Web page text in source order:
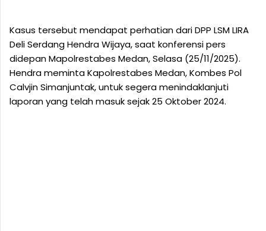
Kasus tersebut mendapat perhatian dari DPP LSM LIRA
Deli Serdang Hendra Wijaya, saat konferensi pers
didepan Mapolrestabes Medan, Selasa (25/11/2025).
Hendra meminta Kapolrestabes Medan, Kombes Pol
Calvjin Simanjuntak, untuk segera menindaklanjuti
laporan yang telah masuk sejak 25 Oktober 2024.